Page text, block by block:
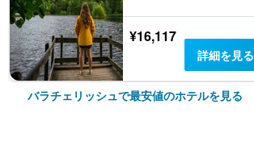
¥16,117
詳細を見る
バラチェリッシュで最安値のホテルを見る